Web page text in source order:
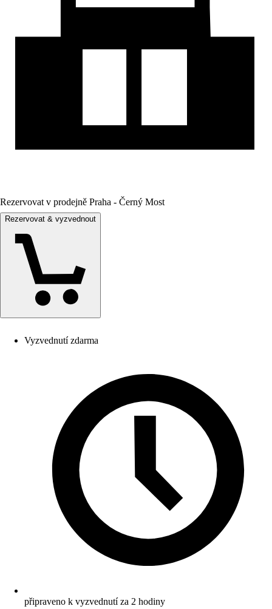
Rezervovat v prodejně Praha - Černý Most
Rezervovat & vyzvednout
Vyzvednutí zdarma
připraveno k vyzvednutí za 2 hodiny